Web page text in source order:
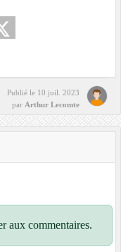
Publié le 10 juil. 2023
par Arthur Lecomte
aux commentaires.